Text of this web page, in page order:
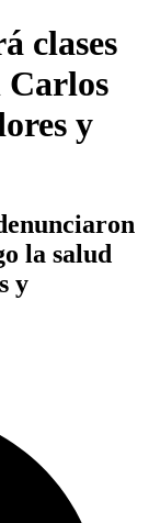
clases
Carlos
y
la salud
y